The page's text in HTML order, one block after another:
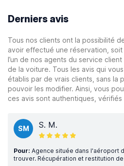
Derniers avis
Tous nos clients ont la possibilité
avoir effectué une réservation,
l’un de nos agents du service
de la voiture. Tous les avis qui
établis par de vrais clients, sans la
pouvoir les modifier. Ainsi, vous
ces avis sont authentiques,
SM S. M.
Pour: Agence située dans l'aéroport
trouver. Récupération et restitution